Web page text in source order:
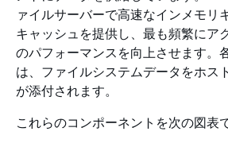
ァイルサーバーで高速なインメモリ
キャッシュを提供し、最も頻繁にア
のパフォーマンスを向上させます。
は、ファイルシステムデータをホス
が添付されます。
これらのコンポーネントを次の図表